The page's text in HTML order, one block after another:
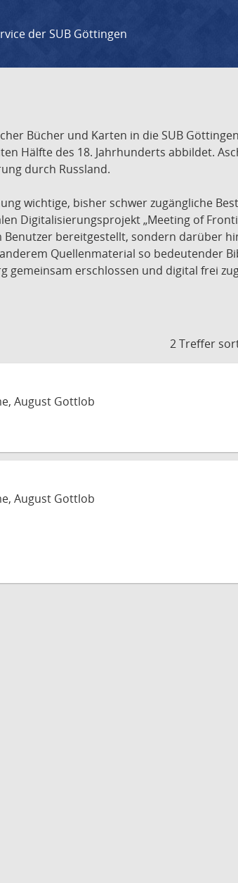
der SUB Göttingen
Bücher und Karten in die SUB
Hälfte des 18. Jahrhunderts abbildet.
durch Russland.
wichtige, bisher schwer zugängliche
Digitalisierungsprojekt „Meeting of
bereitgestellt, sondern darüber
Quellenmaterial so bedeutender
erschlossen und digital frei
2 Treffer
August Gottlob
August Gottlob